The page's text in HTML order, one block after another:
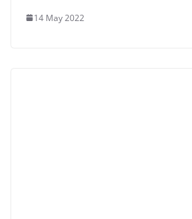
14 May 2022